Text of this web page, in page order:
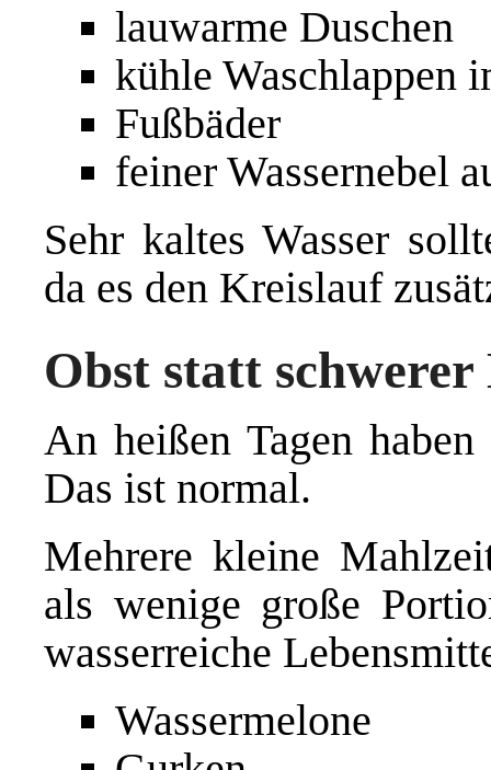
lauwarme Duschen
kühle Waschlappen
Fußbäder
feiner Wassernebel
Sehr kaltes Wasser
da es den Kreislauf
Obst statt
An heißen Tagen
Das ist normal.
Mehrere kleine
als wenige große
wasserreiche
Wassermelone